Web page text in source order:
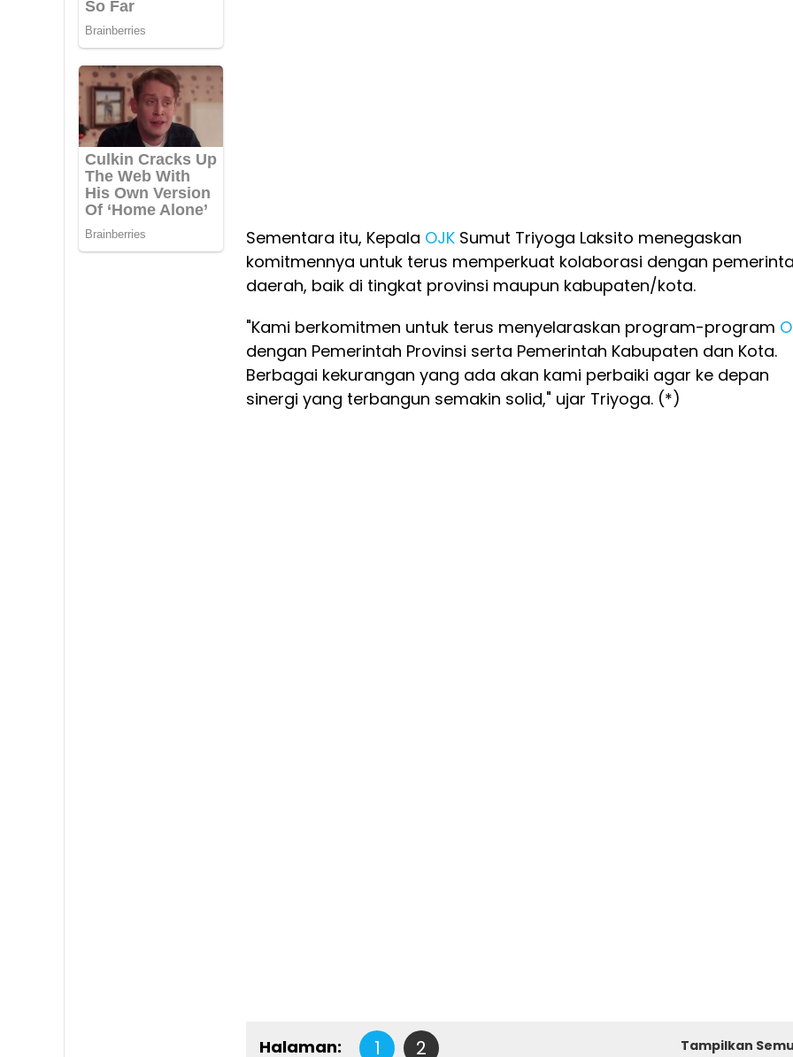
Sementara itu, Kepala OJK Sumut Triyoga Laksito menegaskan
komitmennya untuk terus memperkuat kolaborasi dengan
daerah, baik di tingkat provinsi maupun kabupaten/kota.
"Kami berkomitmen untuk terus menyelaraskan program-program
dengan Pemerintah Provinsi serta Pemerintah Kabupaten dan Kota.
Berbagai kekurangan yang ada akan kami perbaiki agar ke depan
sinergi yang terbangun semakin solid," ujar Triyoga. (*)
Halaman: 1 2 Tampilkan